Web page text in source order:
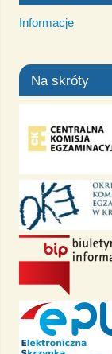
Informacje
Na skróty